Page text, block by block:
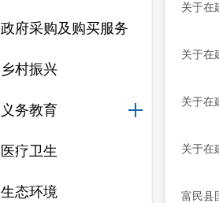
政府采购及购买服务
乡村振兴
义务教育
医疗卫生
生态环境
关于在
关于在
关于在
关于在
富民县